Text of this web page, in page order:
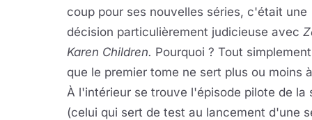
coup pour ses nouvelles séries, c'était une
décision particulièrement judicieuse avec
Karen Children. Pourquoi ? Tout
que le premier tome ne sert plus ou moins
À l'intérieur se trouve l'épisode pilote de la
(celui qui sert de test au lancement d'une